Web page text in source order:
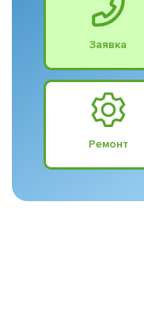
Заявка
Ремонт